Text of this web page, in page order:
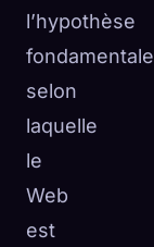
l’hypothèse
fondamentale
selon
laquelle
le
Web
est